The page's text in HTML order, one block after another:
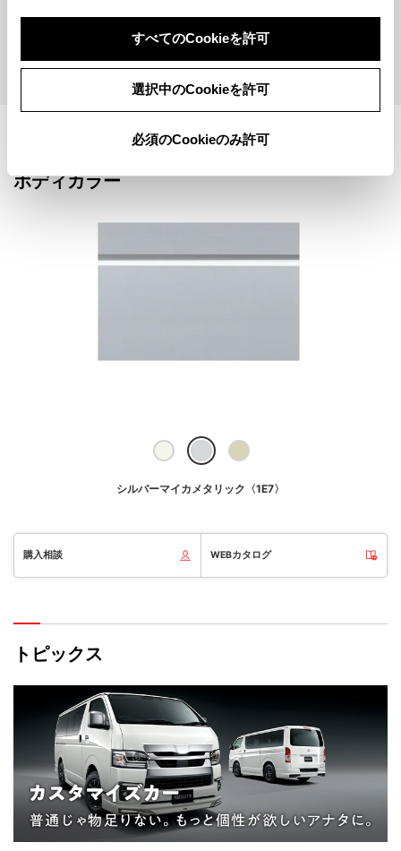
すべてのCookieを許可
選択中のCookieを許可
必須のCookieのみ許可
ボディカラー
シルバーマイカメタリック〈1E7〉
購入相談 WEBカタログ
トピックス